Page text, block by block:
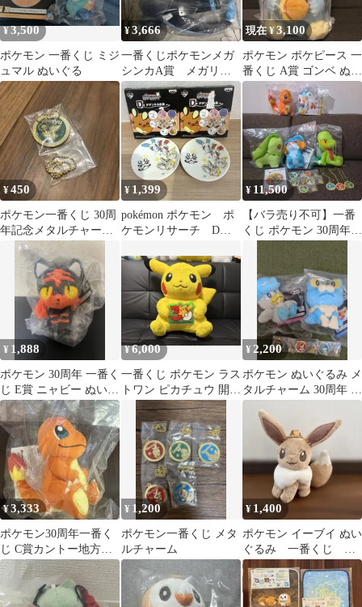
¥3,500
ポケモン 一番くじ ミジ
ュマル ぬいぐる
¥3,666
一番くじポケモンメガ
シンカA賞 メガリザ
ードンぬいぐるみ
現在 ¥3,100
ポケモン ポケピース 一
番くじ A賞 ゴンベ ぬい
ぐるみ
¥450
ポケモン一番くじ 30周
年記念メタルチャー
ム ツタージャ
¥ 1,399
pokémon ポケモン ポ
ケモンリサーチ D
枚セット
¥ 11,500
【バラ売り不可】一番
くじ ポケモン 30周年
¥ 1,888
ポケモン 30周年 一番く
じ E賞 ニャビー ぬいぐ
るみ アローラ地方
¥6,000
一番くじ ポケモン ラス
トワン ピカチュウ 開封
¥ 2,200
ポケモン ぬいぐるみ メ
タルチャーム 30周年 一
番くじ
¥3,333
ポケモン30周年一番く
じ C賞カントー地方旅
立ちの3匹ぬいぐるみ
ヒトカゲ
¥ 1,200
ポケモン一番くじ メタ
ルチャーム
¥ 1,400
ポケモン イーブイ ぬい
ぐるみ 一番くじ 美
品